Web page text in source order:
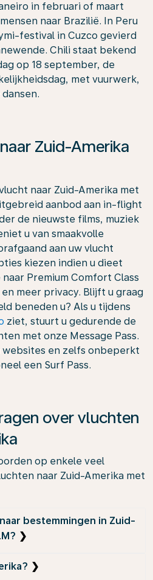
in februari of maart
naar Brazilië. In Peru
festival in Cuzco gevierd
Chili staat bekend
op 18 september, de
met vuurwerk,
Zuid-Amerika
naar Zuid-Amerika met
aanbod aan in-flight
de nieuwste films, muziek
u van smaakvolle
aan uw vlucht
kiezen indien u dieet
Premium Comfort Class
meer privacy. Blijft u graag
beneden u? Als u tijdens
ziet, stuurt u gedurende de
met onze Message Pass.
en zelfs onbeperkt
een Surf Pass.
over vluchten
op enkele veel
naar Zuid-Amerika met
bestemmingen in Zuid-
in Zuid-Amerika
KLM-vliegtickets en